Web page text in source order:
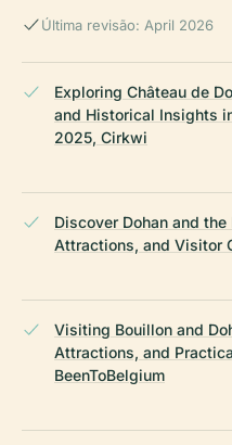
Última revisão: April 2026
Exploring Château de
and Historical Insights
2025, Cirkwi
Discover Dohan and
Attractions, and Visitor
Visiting Bouillon and
Attractions, and
BeenToBelgium